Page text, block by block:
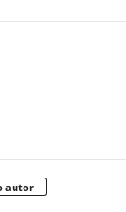
autor